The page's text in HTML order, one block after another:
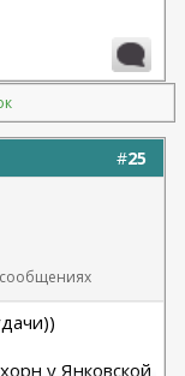
#25
сообщениях
у Янковской